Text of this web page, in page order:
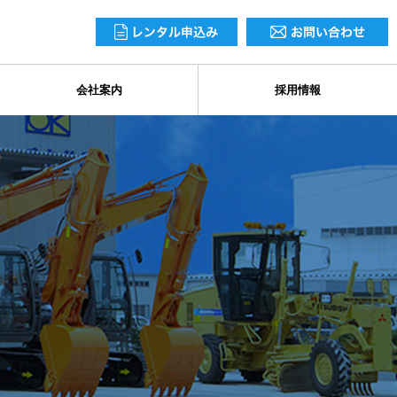
会社案内 採用情報